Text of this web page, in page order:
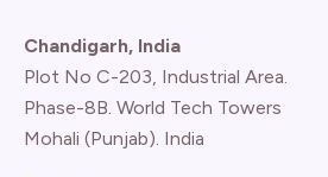
Chandigarh, India
Plot No C-203, Industrial Area.
Phase-8B. World Tech Towers
Mohali (Punjab). India